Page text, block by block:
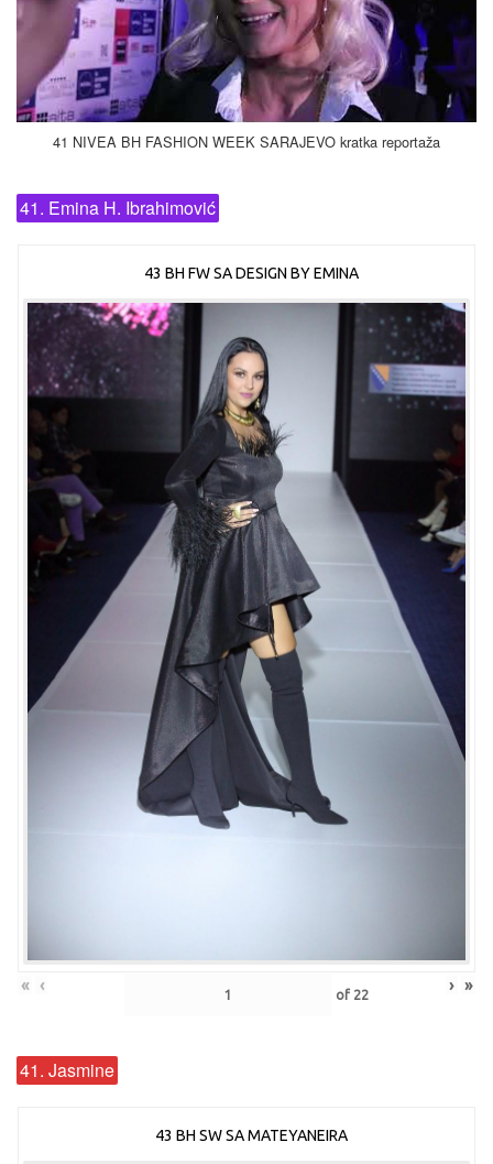
41 NIVEA BH FASHION WEEK SARAJEVO kratka reportaža
41. Emina H. Ibrahimović
43 BH FW SA DESIGN BY EMINA
« ‹ of 22 › »
41. Jasmine
43 BH SW SA MATEYANEIRA